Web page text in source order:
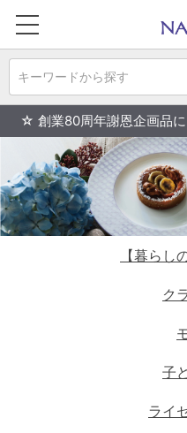
キーワードから探す
☆ 創業80周年謝恩企画品
【暮らし
ク
子
ライ